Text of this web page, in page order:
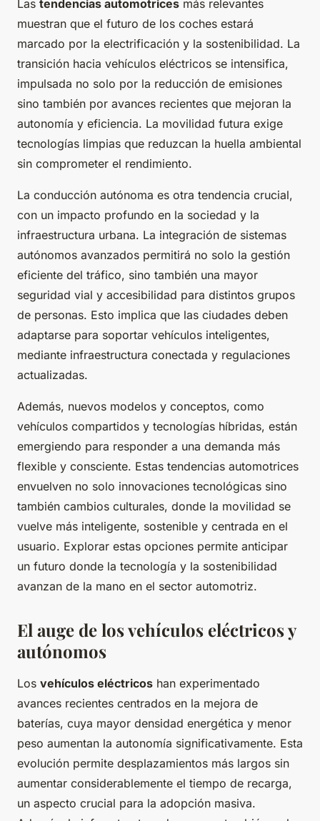
Las tendencias automotrices más relevantes
muestran que el futuro de los coches estará
marcado por la electrificación y la sostenibilidad. La
transición hacia vehículos eléctricos se intensifica,
impulsada no solo por la reducción de emisiones
sino también por avances recientes que mejoran la
autonomía y eficiencia. La movilidad futura exige
tecnologías limpias que reduzcan la huella ambiental
sin comprometer el rendimiento.
La conducción autónoma es otra tendencia crucial,
con un impacto profundo en la sociedad y la
infraestructura urbana. La integración de sistemas
autónomos avanzados permitirá no solo la gestión
eficiente del tráfico, sino también una mayor
seguridad vial y accesibilidad para distintos grupos
de personas. Esto implica que las ciudades deben
adaptarse para soportar vehículos inteligentes,
mediante infraestructura conectada y regulaciones
actualizadas.
Además, nuevos modelos y conceptos, como
vehículos compartidos y tecnologías híbridas, están
emergiendo para responder a una demanda más
flexible y consciente. Estas tendencias automotrices
envuelven no solo innovaciones tecnológicas sino
también cambios culturales, donde la movilidad se
vuelve más inteligente, sostenible y centrada en el
usuario. Explorar estas opciones permite anticipar
un futuro donde la tecnología y la sostenibilidad
avanzan de la mano en el sector automotriz.
El auge de los vehículos eléctricos y
autónomos
Los vehículos eléctricos han experimentado
avances recientes centrados en la mejora de
baterías, cuya mayor densidad energética y menor
peso aumentan la autonomía significativamente. Esta
evolución permite desplazamientos más largos sin
aumentar considerablemente el tiempo de recarga,
un aspecto crucial para la adopción masiva.